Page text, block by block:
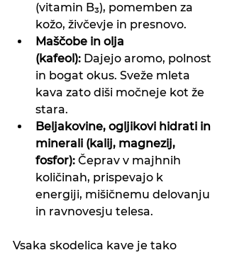
(vitamin B₃), pomemben za
kožo, živčevje in presnovo.
Maščobe in olja
(kafeol): Dajejo aromo, polnost
in bogat okus. Sveže mleta
kava zato diši močneje kot že
stara.
Beljakovine, ogljikovi hidrati in
minerali (kalij, magnezij,
fosfor): Čeprav v majhnih
količinah, prispevajo k
energiji, mišičnemu delovanju
in ravnovesju telesa.
Vsaka skodelica kave je tako